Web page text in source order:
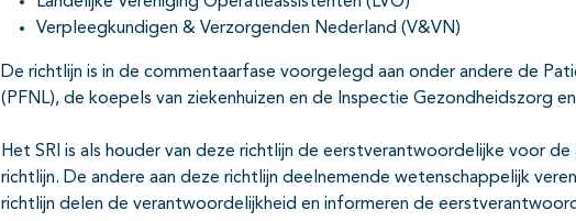
Verpleegkundigen & Verzorgenden Nederland (V&VN)
De richtlijn is in de commentaarfase voorgelegd aan onder andere de
(PFNL), de koepels van ziekenhuizen en de Inspectie Gezondheidszorg
Het SRI is als houder van deze richtlijn de eerstverantwoordelijke voor
richtlijn. De andere aan deze richtlijn deelnemende wetenschappelijk
richtlijn delen de verantwoordelijkheid en informeren de